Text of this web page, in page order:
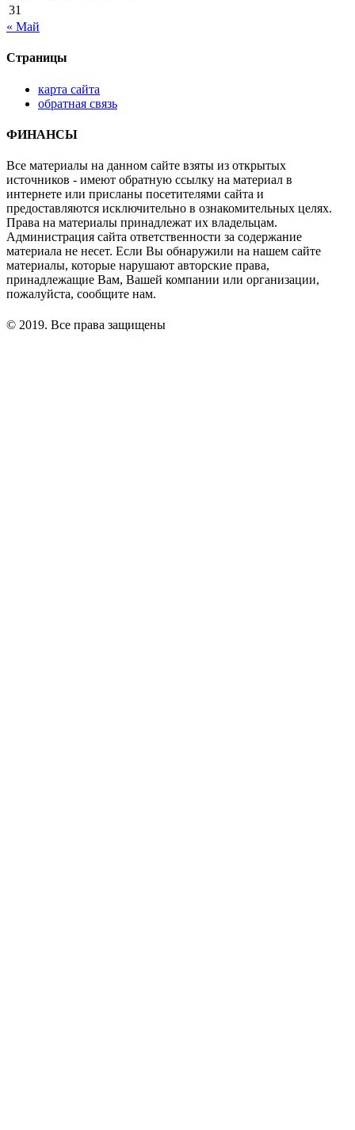
31
« Май
Страницы
карта сайта
обратная связь
ФИНАНСЫ
Все материалы на данном сайте взяты из открытых
источников - имеют обратную ссылку на материал в
интернете или присланы посетителями сайта и
предоставляются исключительно в ознакомительных целях.
Права на материалы принадлежат их владельцам.
Администрация сайта ответственности за содержание
материала не несет. Если Вы обнаружили на нашем сайте
материалы, которые нарушают авторские права,
принадлежащие Вам, Вашей компании или организации,
пожалуйста, сообщите нам.
© 2019. Все права защищены